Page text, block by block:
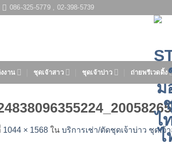
086-325-5779 , 02-398-5739
งาน ชุดเจ้าสาว ชุดเจ้าบ่าว ถ่ายพรีเวดดิ้ง
1044 × 1568 ใน บริการเช่า/ตัดชุดเจ้าบ่าว ชุดเจ้